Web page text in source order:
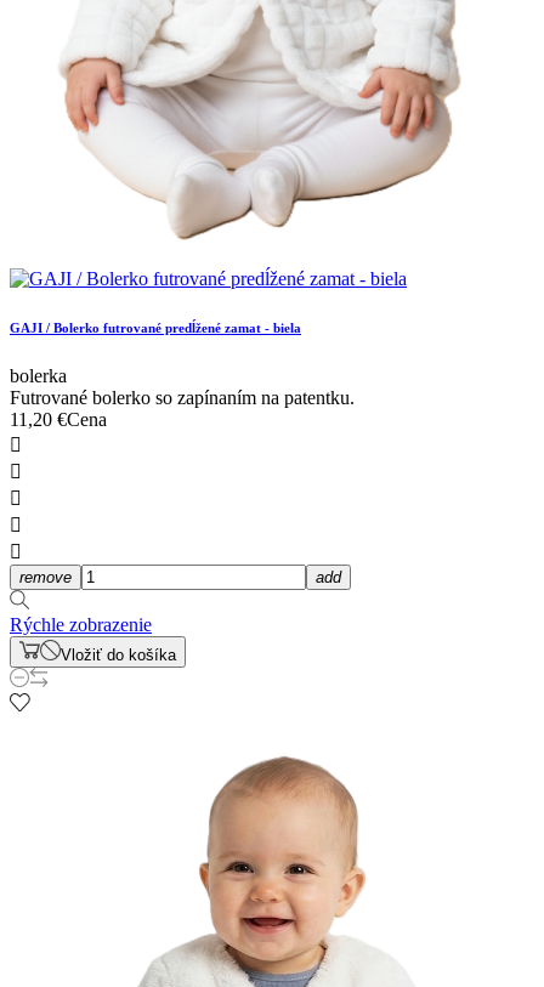
GAJI / Bolerko futrované predĺžené zamat - biela
bolerka
Futrované bolerko so zapínaním na patentku.
11,20 €Cena





remove add
Rýchle zobrazenie
Vložiť do košíka